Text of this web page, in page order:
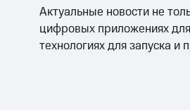
Актуальные новости не
цифровых приложениях
технологиях для запуска